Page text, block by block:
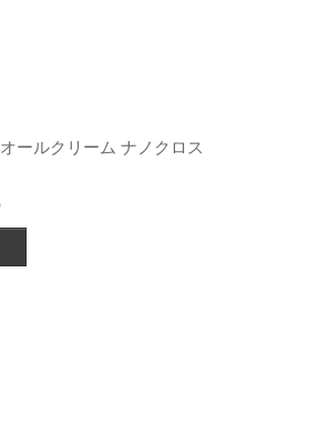
ールクリーム ナノクロス